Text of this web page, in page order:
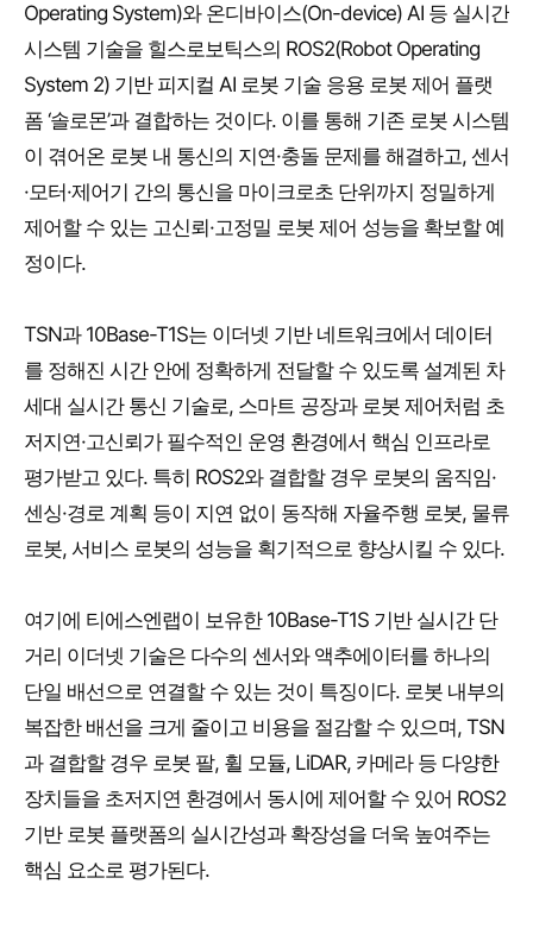
Operating System)와 온디바이스(On-device) AI 등 실시간
시스템 기술을 힐스로보틱스의 ROS2(Robot Operating
System 2) 기반 피지컬 AI 로봇 기술 응용 로봇 제어 플랫
폼 ‘솔로몬’과 결합하는 것이다. 이를 통해 기존 로봇 시스템
이 겪어온 로봇 내 통신의 지연·충돌 문제를 해결하고, 센서
·모터·제어기 간의 통신을 마이크로초 단위까지 정밀하게
제어할 수 있는 고신뢰·고정밀 로봇 제어 성능을 확보할 예
정이다.
TSN과 10Base-T1S는 이더넷 기반 네트워크에서 데이터
를 정해진 시간 안에 정확하게 전달할 수 있도록 설계된 차
세대 실시간 통신 기술로, 스마트 공장과 로봇 제어처럼 초
저지연·고신뢰가 필수적인 운영 환경에서 핵심 인프라로
평가받고 있다. 특히 ROS2와 결합할 경우 로봇의 움직임·
센싱·경로 계획 등이 지연 없이 동작해 자율주행 로봇, 물류
로봇, 서비스 로봇의 성능을 획기적으로 향상시킬 수 있다.
여기에 티에스엔랩이 보유한 10Base-T1S 기반 실시간 단
거리 이더넷 기술은 다수의 센서와 액추에이터를 하나의
단일 배선으로 연결할 수 있는 것이 특징이다. 로봇 내부의
복잡한 배선을 크게 줄이고 비용을 절감할 수 있으며, TSN
과 결합할 경우 로봇 팔, 휠 모듈, LiDAR, 카메라 등 다양한
장치들을 초저지연 환경에서 동시에 제어할 수 있어 ROS2
기반 로봇 플랫폼의 실시간성과 확장성을 더욱 높여주는
핵심 요소로 평가된다.